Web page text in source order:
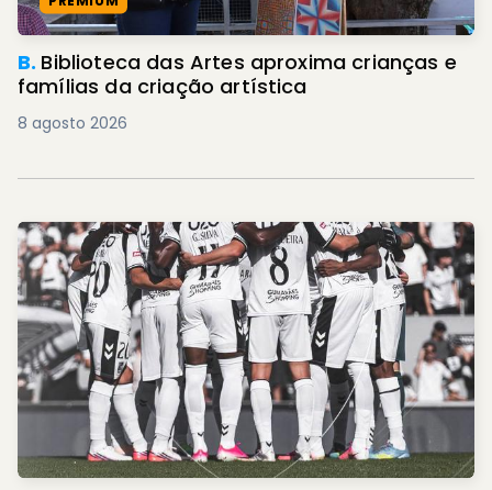
B. Biblioteca das Artes aproxima crianças e
famílias da criação artística
8 agosto 2026